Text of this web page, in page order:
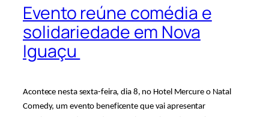
Evento reúne comédia e
solidariedade em Nova
Iguaçu
Acontece nesta sexta-feira, dia 8, no Hotel Mercure o Natal
Comedy, um evento beneficente que vai apresentar